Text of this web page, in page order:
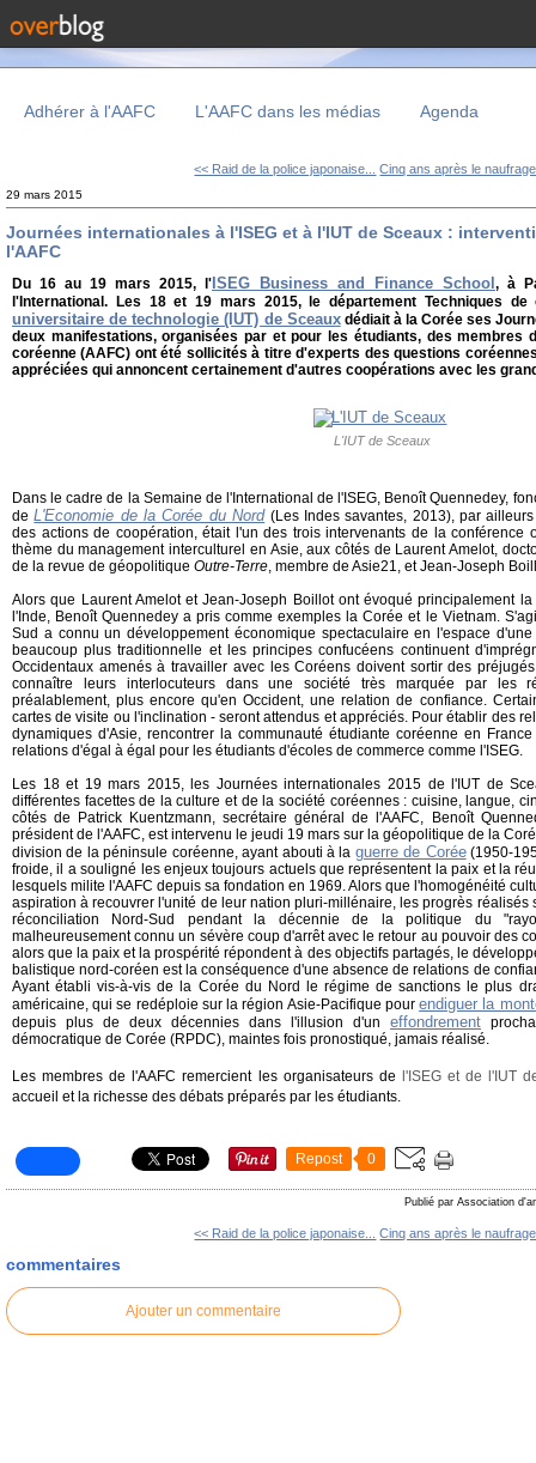
Adhérer à l'AAFC L'AAFC dans les médias Agenda
<< Raid de la police japonaise... Cinq ans après le
29 mars 2015
Journées internationales à l'ISEG et à l'IUT de Sceaux :
l'AAFC
Du 16 au 19 mars 2015, l' ISEG Business and Finance School , à
l'International. Les 18 et 19 mars 2015, le département Techniques
universitaire de technologie (IUT) de Sceauxdédiait à la Corée ses
deux manifestations, organisées par et pour les étudiants, des membres
coréenne (AAFC) ont été sollicités à titre d'experts des questions
appréciées qui annoncent certainement d'autres coopérations avec les
L'IUT de Sceaux
Dans le cadre de la Semaine de l'International de l'ISEG, Benoît Quennedey,
deL'Economie de la Corée du Nord(Les Indes savantes, 2013), par
des actions de coopération, était l'un des trois intervenants de la conférence
thème du management interculturel en Asie, aux côtés de Laurent Amelot,
de la revue de géopolitique Outre-Terre, membre de Asie21, et Jean-Joseph
Alors que Laurent Amelot et Jean-Joseph Boillot ont évoqué principalement
l'Inde, Benoît Quennedey a pris comme exemples la Corée et le Vietnam.
Sud a connu un développement économique spectaculaire en l'espace
beaucoup plus traditionnelle et les principes confucéens continuent
Occidentaux amenés à travailler avec les Coréens doivent sortir des
connaître leurs interlocuteurs dans une société très marquée par les
préalablement, plus encore qu'en Occident, une relation de confiance.
cartes de visite ou l'inclination - seront attendus et appréciés. Pour établir des
dynamiques d'Asie, rencontrer la communauté étudiante coréenne en
relations d'égal à égal pour les étudiants d'écoles de commerce comme l'ISEG.
Les 18 et 19 mars 2015, les Journées internationales 2015 de l'IUT de
différentes facettes de la culture et de la société coréennes : cuisine, langue,
côtés de Patrick Kuentzmann, secrétaire général de l'AAFC, Benoît
président de l'AAFC, est intervenu le jeudi 19 mars sur la géopolitique de la
division de la péninsule coréenne, ayant abouti à la guerre de Corée(1950-
froide, il a souligné les enjeux toujours actuels que représentent la paix et la
lesquels milite l'AAFC depuis sa fondation en 1969. Alors que l'homogénéité
aspiration à recouvrer l'unité de leur nation pluri-millénaire, les progrès
réconciliation Nord-Sud pendant la décennie de la politique du
malheureusement connu un sévère coup d'arrêt avec le retour au pouvoir des
alors que la paix et la prospérité répondent à des objectifs partagés, le
balistique nord-coréen est la conséquence d'une absence de relations de
Ayant établi vis-à-vis de la Corée du Nord le régime de sanctions le plus
américaine, qui se redéploie sur la région Asie-Pacifique pourendiguer la
depuis plus de deux décennies dans l'illusion d'un effondrement
démocratique de Corée (RPDC), maintes fois pronostiqué, jamais réalisé.
Les membres de l'AAFC remercient les organisateurs de l'ISEG et de l'IUT
accueil et la richesse des débats préparés par les étudiants.
Repost 0
Publié par Association
<< Raid de la police japonaise... Cinq ans après le
commentaires
Ajouter un commentaire